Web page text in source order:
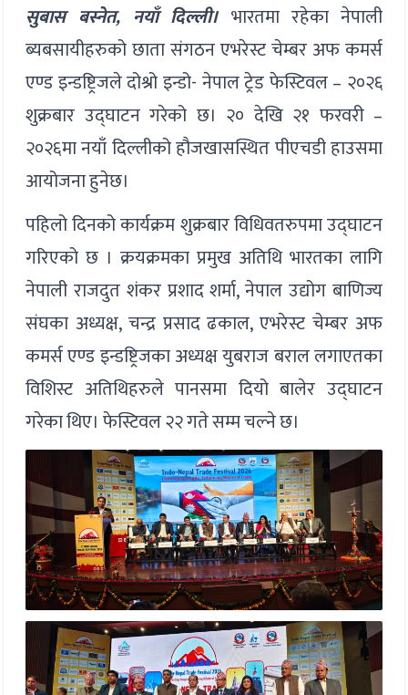
सुबास बस्नेत, नयाँ दिल्ली।भारतमा रहेका नेपाली
ब्यबसायीहरुको छाता संगठन एभरेस्ट चेम्बर अफ कमर्स
एण्ड इन्डष्ट्रिजले दोश्रो इन्डो- नेपाल ट्रेड फेस्टिवल – २०२६
शुक्रबार उद्घाटन गरेको छ। २० देखि २१ फरवरी –
२०२६मा नयाँ दिल्लीको हौजखासस्थित पीएचडी हाउसमा
आयोजना हुनेछ।
पहिलो दिनको कार्यक्रम शुक्रबार विधिवतरुपमा उद्घाटन
गरिएको छ । क्रयक्रमका प्रमुख अतिथि भारतका लागि
नेपाली राजदुत शंकर प्रशाद शर्मा, नेपाल उद्योग बाणिज्य
संघका अध्यक्ष, चन्द्र प्रसाद ढकाल, एभरेस्ट चेम्बर अफ
कमर्स एण्ड इन्डष्ट्रिजका अध्यक्ष युबराज बराल लगाएतका
विशिस्ट अतिथिहरुले पानसमा दियो बालेर उद्घाटन
गरेका थिए। फेस्टिवल २२ गते सम्म चल्ने छ।